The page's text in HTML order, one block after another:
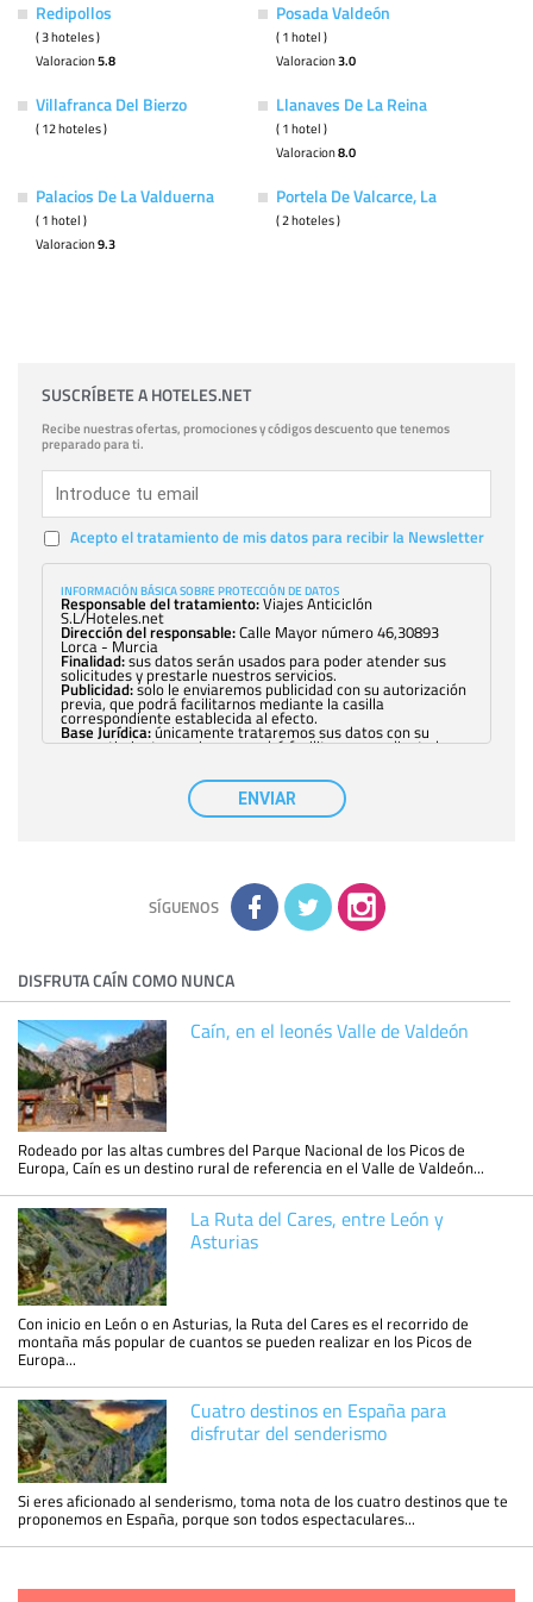
Redipollos
( 3 hoteles )
Valoracion5.8
Posada Valdeón
( 1 hotel )
Valoracion3.0
Villafranca Del Bierzo
( 12 hoteles )
Llanaves De La Reina
( 1 hotel )
Valoracion8.0
Palacios De La Valduerna
( 1 hotel )
Valoracion9.3
Portela De Valcarce, La
( 2 hoteles )
SUSCRÍBETE A HOTELES.NET
Recibe nuestras ofertas, promociones y códigos descuento que tenemos
preparado para ti.
Acepto el tratamiento de mis datos para recibir la Newsletter
INFORMACIÓN BÁSICA SOBRE PROTECCIÓN DE DATOS
Responsable del tratamiento:Viajes Anticiclón
S.L/Hoteles.net
Dirección del responsable:Calle Mayor número 46,30893
Lorca - Murcia
Finalidad:sus datos serán usados para poder atender sus
solicitudes y prestarle nuestros servicios.
Publicidad:solo le enviaremos publicidad con su autorización
previa, que podrá facilitarnos mediante la casilla
correspondiente establecida al efecto.
Base Jurídica:únicamente trataremos sus datos con su
consentimiento previo, que podrá facilitarnos mediante la
con carácter general, sólo el personal de
nuestra entidad que esté debidamente autorizado podrá
tener conocimiento de la información que le pedimos. No se
comunicarán datos a terceros.
adicional y detallada sobre cómo tratamos sus datos en la
política de privacidad
ENVIAR
SÍGUENOS
DISFRUTA CAÍN COMO NUNCA
Caín, en el leonés Valle de Valdeón
Rodeado por las altas cumbres del Parque Nacional de los Picos de
Europa, Caín es un destino rural de referencia en el Valle de Valdeón...
La Ruta del Cares, entre León y
Asturias
Con inicio en León o en Asturias, la Ruta del Cares es el recorrido de
montaña más popular de cuantos se pueden realizar en los Picos de
Europa...
Cuatro destinos en España para
disfrutar del senderismo
Si eres aficionado al senderismo, toma nota de los cuatro destinos que te
proponemos en España, porque son todos espectaculares...